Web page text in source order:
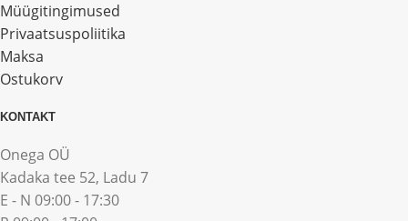
Müügitingimused
Privaatsuspoliitika
Maksa
Ostukorv
KONTAKT
Onega OÜ
Kadaka tee 52, Ladu 7
E - N 09:00 - 17:30